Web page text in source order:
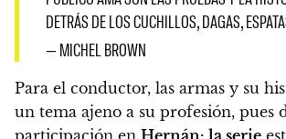
DETRÁS DE LOS CUCHILLOS, DAGAS,
— MICHEL BROWN
Para el conductor, las armas y su
un tema ajeno a su profesión, pues
participación en Hernán: la serie